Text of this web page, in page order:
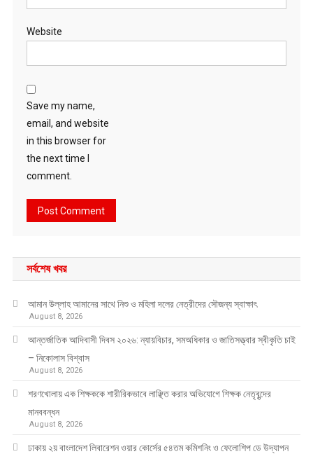
Website
Save my name,
email, and website
in this browser for
the next time I
comment.
সর্বশেষ খবর
আমান উল্লাহ আমানের সাথে নিশু ও মহিলা দলের নেত্রীদের সৌজন্য স্বাক্ষাৎ
August 8, 2026
আন্তর্জাতিক আদিবাসী দিবস ২০২৬: ন্যায়বিচার, সমঅধিকার ও জাতিসত্ত্বার স্বীকৃতি চাই
– নিকোলাস বিশ্বাস
August 8, 2026
শরণখোলায় এক শিক্ষককে শারীরিকভাবে লাঞ্ছিত করার অভিযোগে শিক্ষক নেতৃবৃন্দের
মানববন্ধন
August 8, 2026
ঢাকায় ২য় বাংলাদেশ লিবারেশন ওয়ার কোর্সের ৫৪তম কমিশনিং ও ফেলোশিপ ডে উদ্‌যাপন